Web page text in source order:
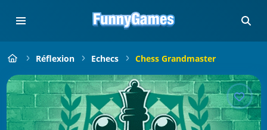
Réflexion Echecs Chess Grandmaster